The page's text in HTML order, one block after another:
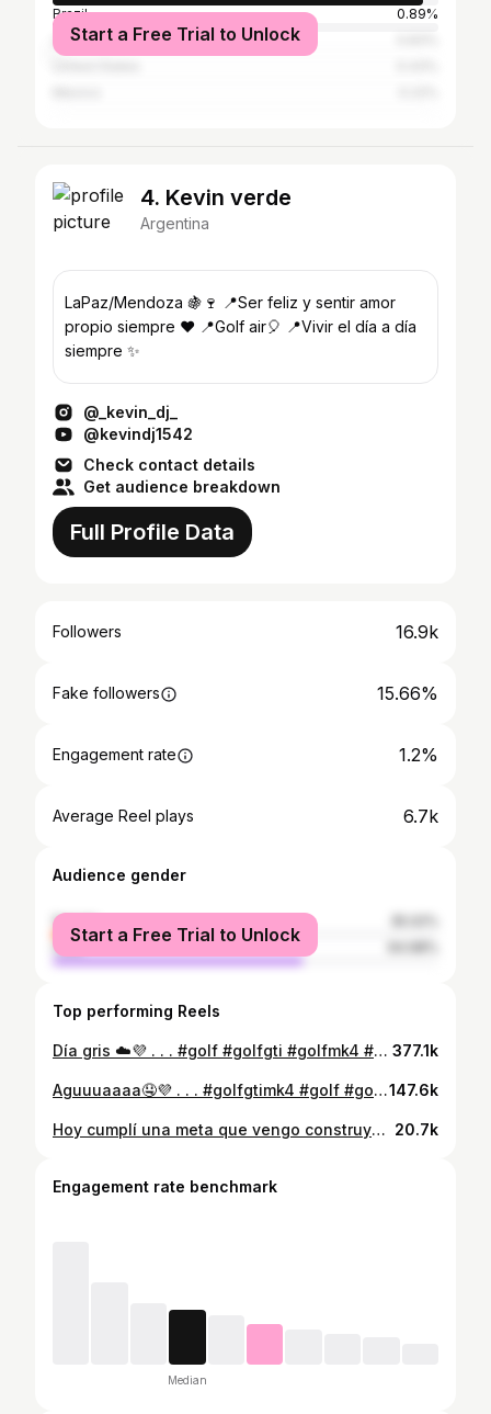
Brazil
0.89%
Uruguay
Start a Free Trial to Unlock
4. Kevin verde
Argentina
LaPaz/Mendoza 🍇🍷 📍Ser feliz y sentir amor
propio siempre ❤ 📍Golf air🎈 📍Vivir el día a día
siempre ✨
@_kevin_dj_
@kevindj1542
Check contact details
Get audience breakdown
Full Profile Data
Followers 16.9k
Fake followers 15.66%
Engagement rate 1.2%
Average Reel plays 6.7k
Audience gender
female
male
Start a Free Trial to Unlock
Top performing Reels
Día gris ☁️💜 . . . #golf #golfgti #golfmk4 #patagonialpiso #autos_al_piso_0 #autosalsopi #autosbajos #autosport #plotter #doctorfilmsargentina #remachadosalsopi #rozando_el_sopi #raspandocarterr💎 #argentina🇦🇷 #brasil🇧🇷 #feliz 377.1k
Aguuuaaaa🤤💜 . . . #golfgtimk4 #golf #golfr32 #golfgti #patagoniargentina #mendoza #argentina🇦🇷 #brasil🇧🇷 #bbs #aro17 #doctorfilmsargentina #ploteovehicular #raspandocarterr💎 #raspandochapon_ #raspandochasis_oficial #rozando_el_sopi #autosalsopi #autosbajos147.6k
Hoy cumplí una meta que vengo construyendo y buscando hace 2 años, hoy concluí con esa meta que vengo persiguiendo, mi espacio propio tanto personal como de trabajo, es un logro muy grande para mi, estoy orgulloso de ser yo el protagonista de todo esto con solo 21 años, totalmente agradecido hacia todos por el apoyo y aguante de siempre 🫶🏻 El lunes a inaugurar y comenzar con esto nuevo ❤️‍🩹✨ 20.7k
Engagement rate benchmark
Median